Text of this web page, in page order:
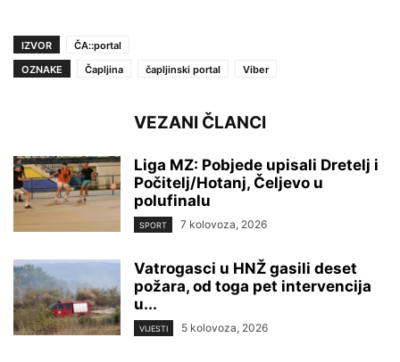
IZVOR
ČA::portal
OZNAKE
Čapljina čapljinski portal Viber
VEZANI ČLANCI
Liga MZ: Pobjede upisali Dretelj i
Počitelj/Hotanj, Čeljevo u
polufinalu
SPORT 7 kolovoza, 2026
Vatrogasci u HNŽ gasili deset
požara, od toga pet intervencija
u...
VIJESTI 5 kolovoza, 2026